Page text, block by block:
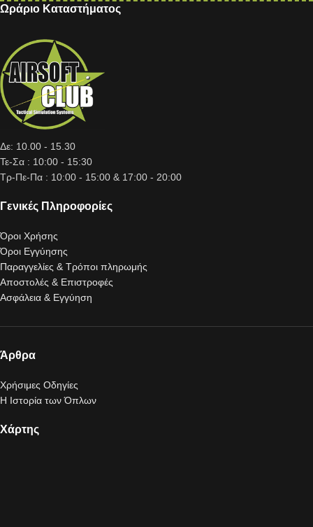
Ωράριο Καταστήματος
Δε: 10.00 - 15.30
Τε-Σα : 10:00 - 15:30
Τρ-Πε-Πα : 10:00 - 15:00 & 17:00 - 20:00
Γενικές Πληροφορίες
Όροι Χρήσης
Όροι Εγγύησης
Παραγγελίες & Τρόποι πληρωμής
Αποστολές & Επιστροφές
Ασφάλεια & Εγγύηση
Άρθρα
Χρήσιμες Οδηγίες
Η Ιστορία των Όπλων
Χάρτης